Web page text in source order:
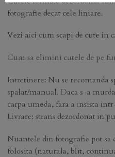
fotografie decat cele liniare.
Vezi aici cum scapi de cute in
Cum sa elimini cutele de pe
Intretinere: Nu se recomanda
spalat/manual. Daca s-a
carpa umeda, fara a insista
Livrare: strans dezordonat in
Nuantele din fotografie pot
folosita (naturala, blit,